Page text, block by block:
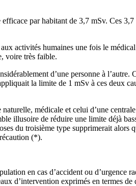
par habitant de 3,7 mSv. Ces
activités humaines une fois le
voire très faible.
d’une personne à
la limite de 1 mSv à ces deux
médicale et celui d’une
illusoire de réduire une limite déjà
du troisième type supprimerait
(*).
en cas d’accident ou
d’intervention exprimés en termes